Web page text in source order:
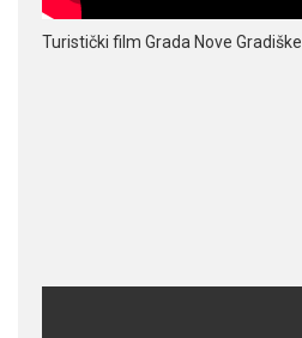
Turistički film Grada Nove Gradiške